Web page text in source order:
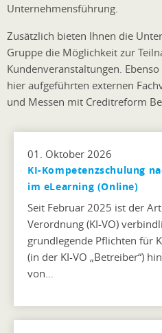
Unternehmensführung.
Zusätzlich bieten Ihnen die
Gruppe die Möglichkeit zur
Kundenveranstaltungen.
hier aufgeführten externen
und Messen mit Creditreform
01. Oktober 2026
KI-Kompetenzschulung
im eLearning (Online)
Seit Februar 2025 ist der
Verordnung (KI-VO)
grundlegende Pflichten für
(in der KI-VO „Betreiber“)
von…